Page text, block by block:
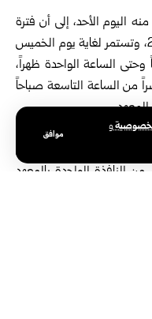
و
موافق
اليوم الأحد، إلى أن فترة
التسجيل تبدأ من يوم الثلاثاء 7-7-2026، وتستمر لغاية يوم الخميس
وحتى الساعة الواحدة ظهراً،
من الساعة التاسعة صباحاً
للامتحان تقديم طلب خطي
النافذة الواحدة بالمعهد